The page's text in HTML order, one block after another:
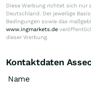
Diese Werbung richtet sich
Deutschland. Der jeweilige
Bedingungen sowie das
www.ingmarkets.de
dieser Werbung.
Kontaktdaten
Name